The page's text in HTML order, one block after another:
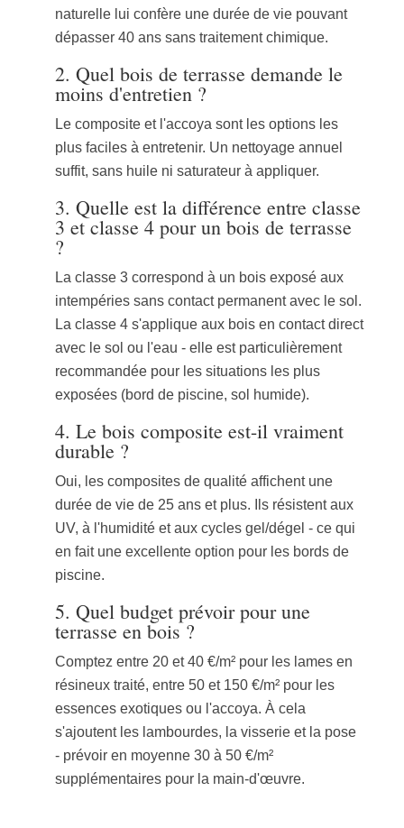
naturelle lui confère une durée de vie pouvant
dépasser 40 ans sans traitement chimique.
2. Quel bois de terrasse demande le
moins d'entretien ?
Le composite et l'accoya sont les options les
plus faciles à entretenir. Un nettoyage annuel
suffit, sans huile ni saturateur à appliquer.
3. Quelle est la différence entre classe
3 et classe 4 pour un bois de terrasse
?
La classe 3 correspond à un bois exposé aux
intempéries sans contact permanent avec le sol.
La classe 4 s'applique aux bois en contact direct
avec le sol ou l'eau - elle est particulièrement
recommandée pour les situations les plus
exposées (bord de piscine, sol humide).
4. Le bois composite est-il vraiment
durable ?
Oui, les composites de qualité affichent une
durée de vie de 25 ans et plus. Ils résistent aux
UV, à l'humidité et aux cycles gel/dégel - ce qui
en fait une excellente option pour les bords de
piscine.
5. Quel budget prévoir pour une
terrasse en bois ?
Comptez entre 20 et 40 €/m² pour les lames en
résineux traité, entre 50 et 150 €/m² pour les
essences exotiques ou l'accoya. À cela
s'ajoutent les lambourdes, la visserie et la pose
- prévoir en moyenne 30 à 50 €/m²
supplémentaires pour la main-d'œuvre.